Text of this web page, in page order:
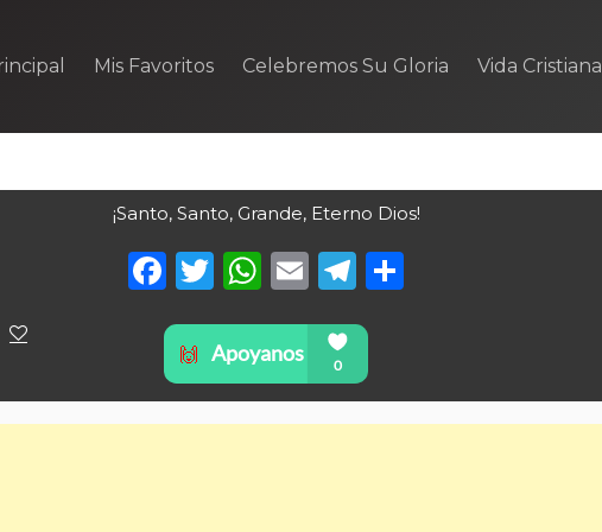
Mis Favoritos Celebremos Su Gloria Vida Cristiana
¡Santo, Santo, Grande, Eterno Dios!
Facebook
Twitter
WhatsApp
EmailTelegram